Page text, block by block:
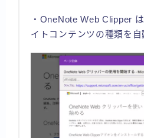
・OneNote Web Clipper
イトコンテンツの種類を自